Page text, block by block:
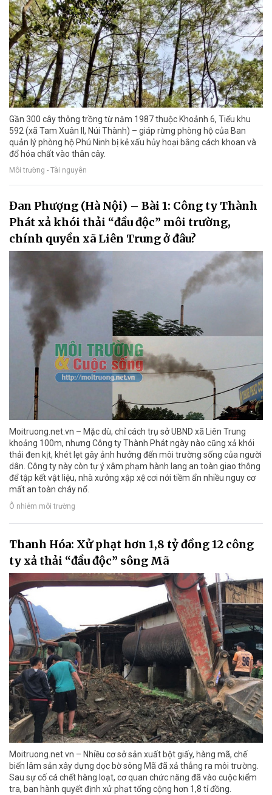
Gần 300 cây thông trồng từ năm 1987 thuộc Khoảnh 6, Tiểu khu
592 (xã Tam Xuân II, Núi Thành) – giáp rừng phòng hộ của Ban
quản lý phòng hộ Phú Ninh bị kẻ xấu hủy hoại bằng cách khoan và
đổ hóa chất vào thân cây.
Môi trường - Tài nguyên
Đan Phượng (Hà Nội) – Bài 1: Công ty Thành
Phát xả khói thải “đầu độc” môi trường,
chính quyền xã Liên Trung ở đâu?
Moitruong.net.vn – Mặc dù, chỉ cách trụ sở UBND xã Liên Trung
khoảng 100m, nhưng Công ty Thành Phát ngày nào cũng xả khói
thải đen kịt, khét lẹt gây ảnh hưởng đến môi trường sống của người
dân. Công ty này còn tự ý xâm phạm hành lang an toàn giao thông
để tập kết vật liệu, nhà xưởng xập xệ cơi nới tiềm ẩn nhiều nguy cơ
mất an toàn cháy nổ.
Ô nhiễm môi trường
Thanh Hóa: Xử phạt hơn 1,8 tỷ đồng 12 công
ty xả thải “đầu độc” sông Mã
Moitruong.net.vn – Nhiều cơ sở sản xuất bột giấy, hàng mã, chế
biến lâm sản xây dựng dọc bờ sông Mã đã xả thẳng ra môi trường.
Sau sự cố cá chết hàng loạt, cơ quan chức năng đã vào cuộc kiểm
tra, ban hành quyết định xử phạt tổng cộng hơn 1,8 tỉ đồng.